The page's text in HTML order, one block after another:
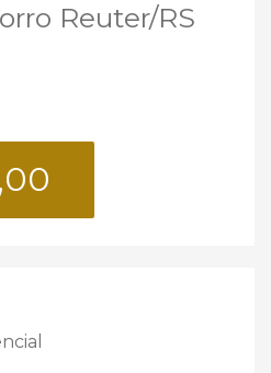
Reuter/RS